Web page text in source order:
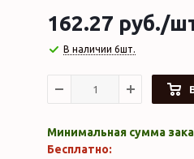
162.27 руб./
В наличии 6шт.
Минимальная сумма
Бесплатно: